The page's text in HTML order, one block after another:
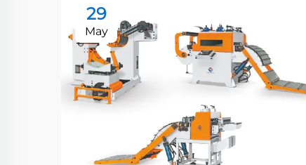
29
May